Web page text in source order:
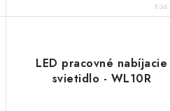
Kód:
LED pracovné nabíjacie
svietidlo - WL10R